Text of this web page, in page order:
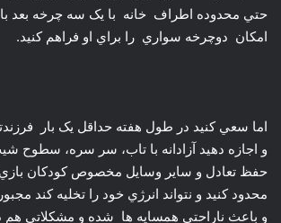
اما سعي کنيد در طول هفته حداقل يک بار
و اجازه دهيد آزادانه با تاب، سر سره، سطوح
کودکان پنج تا شش ساله به جمع آوري مجموعه
سنگهاي مختلف، کارتهاي عکس فوتباليستها و
فرزندتان اجازه دهيد به جمع آوري مجموعه هاي
بپردازد.
همچنين سعي کنيد طبقه بندي کردن را به او